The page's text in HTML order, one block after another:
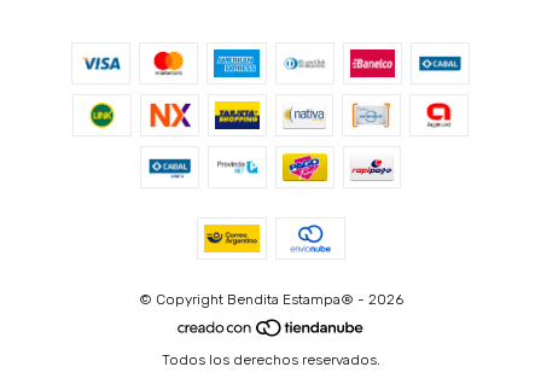
© Copyright Bendita Estampa® - 2026
Todos los derechos reservados.